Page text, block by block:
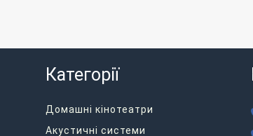
Категорії
Домашні кінотеатри
Акустичні системи